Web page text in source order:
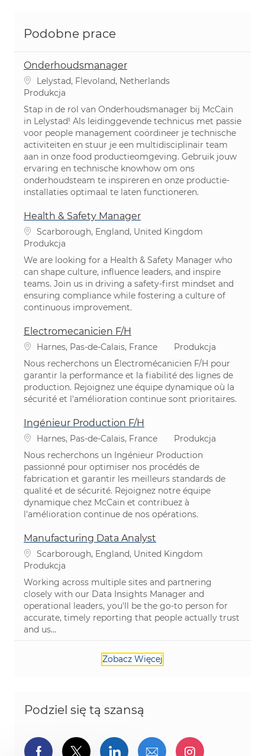
Podobne prace
Onderhoudsmanager
Lokalizacja
Lelystad, Flevoland, Netherlands
Kategoria
Produkcja
Stap in de rol van Onderhoudsmanager bij McCain
in Lelystad! Als leidinggevende technicus met passie
voor people management coördineer je technische
activiteiten en stuur je een multidisciplinair team
aan in onze food productieomgeving. Gebruik jouw
ervaring en technische knowhow om ons
onderhoudsteam te inspireren en onze productie-
installaties optimaal te laten functioneren.
Health & Safety Manager
Lokalizacja
Scarborough, England, United Kingdom
Kategoria
Produkcja
We are looking for a Health & Safety Manager who
can shape culture, influence leaders, and inspire
teams. Join us in driving a safety-first mindset and
ensuring compliance while fostering a culture of
continuous improvement.
Electromecanicien F/H
Lokalizacja
Harnes, Pas-de-Calais, France Kategoria
Produkcja
Nous recherchons un Électromécanicien F/H pour
garantir la performance et la fiabilité des lignes de
production. Rejoignez une équipe dynamique où la
sécurité et l'amélioration continue sont prioritaires.
Ingénieur Production F/H
Lokalizacja
Harnes, Pas-de-Calais, France Kategoria
Produkcja
Nous recherchons un Ingénieur Production
passionné pour optimiser nos procédés de
fabrication et garantir les meilleurs standards de
qualité et de sécurité. Rejoignez notre équipe
dynamique chez McCain et contribuez à
l'amélioration continue de nos opérations.
Manufacturing Data Analyst
Lokalizacja
Scarborough, England, United Kingdom
Kategoria
Produkcja
Working across multiple sites and partnering
closely with our Data Insights Manager and
operational leaders, you'll be the go-to person for
accurate, timely reporting that people actually trust
and us...
Zobacz Więcej
Podziel się tą szansą
Udostępnij przez Facebook
Udostępnij przez twitter
Udostępnij przez
Udostępnij przez